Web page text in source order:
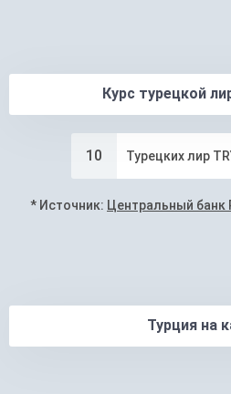
Курс турецкой
10 Турецких лир
* Источник: Центральный
Турция на